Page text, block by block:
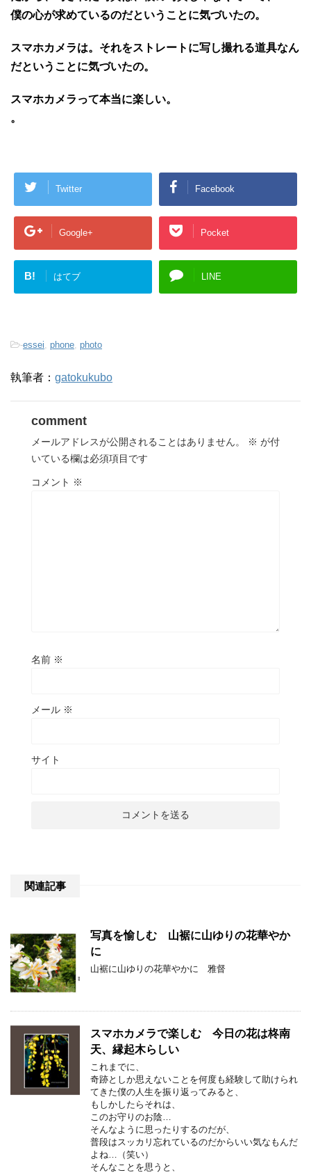
僕の心が求めているのだということに気づいたの。
スマホカメラは。それをストレートに写し撮れる道具なん
だということに気づいたの。
スマホカメラって本当に楽しい。
。
Twitter Facebook
Google+ Pocket
B! はてブ LINE
-essei phone photo
執筆者： gatokukubo
comment
メールアドレスが公開されることはありません。 ※ が付
いている欄は必須項目です
コメント ※
名前 ※
メール ※
サイト
関連記事
写真を愉しむ 山裾に山ゆりの花華やか
に
山裾に山ゆりの花華やかに 雅督
スマホカメラで楽しむ 今日の花は柊南
天、縁起木らしい
これまでに、
奇跡としか思えないことを何度も経験して助けられ
てきた僕の人生を振り返ってみると、
もしかしたらそれは、
このお守りのお陰…
そんなように思ったりするのだが、
普段はスッカリ忘れているのだからいい気なもんだ
よね…（笑い）
そんなことを思うと、